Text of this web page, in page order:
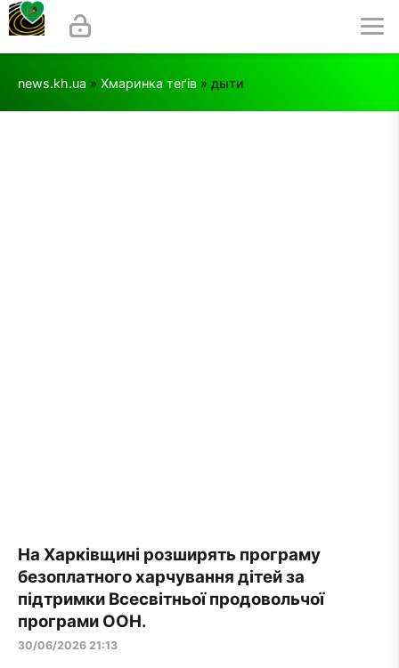
news.kh.ua » Хмаринка теґів » дыти
На Харківщині розширять програму
безоплатного харчування дітей за
підтримки Всесвітньої продовольчої
програми ООН.
30/06/2026 21:13